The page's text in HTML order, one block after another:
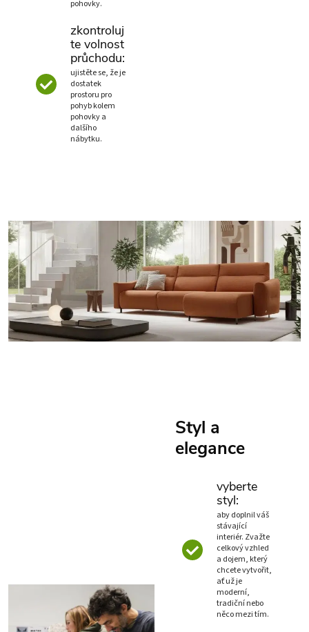
pohovky.
zkontroluj
te volnost
průchodu:
ujistěte se, že je
dostatek
prostoru pro
pohyb kolem
pohovky a
dalšího
nábytku.
Styl a
elegance
vyberte
styl:
aby doplnil váš
stávající
interiér. Zvažte
celkový vzhled
a dojem, který
chcete vytvořit,
ať už je
moderní,
tradiční nebo
něco mezi tím.